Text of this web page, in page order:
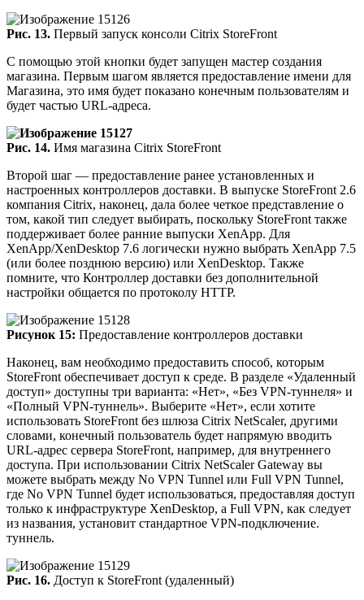
Рис. 13. Первый запуск консоли Citrix StoreFront
С помощью этой кнопки будет запущен мастер создания
магазина. Первым шагом является предоставление имени для
Магазина, это имя будет показано конечным пользователям и
будет частью URL-адреса.
Рис. 14. Имя магазина Citrix StoreFront
Второй шаг — предоставление ранее установленных и
настроенных контроллеров доставки. В выпуске StoreFront 2.6
компания Citrix, наконец, дала более четкое представление о
том, какой тип следует выбирать, поскольку StoreFront также
поддерживает более ранние выпуски XenApp. Для
XenApp/XenDesktop 7.6 логически нужно выбрать XenApp 7.5
(или более позднюю версию) или XenDesktop. Также
помните, что Контроллер доставки без дополнительной
настройки общается по протоколу HTTP.
Рисунок 15: Предоставление контроллеров доставки
Наконец, вам необходимо предоставить способ, которым
StoreFront обеспечивает доступ к среде. В разделе «Удаленный
доступ» доступны три варианта: «Нет», «Без VPN-туннеля» и
«Полный VPN-туннель». Выберите «Нет», если хотите
использовать StoreFront без шлюза Citrix NetScaler, другими
словами, конечный пользователь будет напрямую вводить
URL-адрес сервера StoreFront, например, для внутреннего
доступа. При использовании Citrix NetScaler Gateway вы
можете выбрать между No VPN Tunnel или Full VPN Tunnel,
где No VPN Tunnel будет использоваться, предоставляя доступ
только к инфраструктуре XenDesktop, а Full VPN, как следует
из названия, установит стандартное VPN-подключение.
туннель.
Рис. 16. Доступ к StoreFront (удаленный)